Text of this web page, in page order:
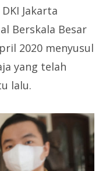
Jakarta
Berskala Besar
2020 menyusul
yang telah
lalu.